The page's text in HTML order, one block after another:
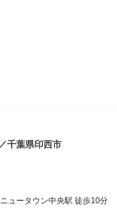
千葉県印西市
ュータウン中央駅 徒歩10分